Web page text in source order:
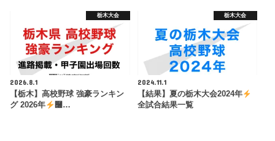
栃木大会
2026.8.1
【栃木】高校野球 強豪ランキン
グ 2026年
࿠…
栃木大会
2024.11.1
【結果】夏の栃木大会2024年
全試合結果一覧